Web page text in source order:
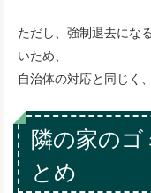
ただし、強制退去にな
いため、
自治体の対応と同じく
隣の家のゴ
とめ